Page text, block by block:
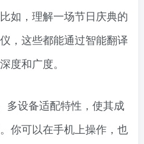
如，理解一场节日庆典的
，这些都能通过智能翻译
度和广度。
多设备适配特性，使其成
你可以在手机上操作，也